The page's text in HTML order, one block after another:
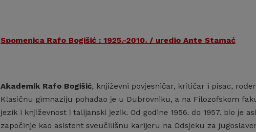
Spomenica Rafo Bogišić : 1925.-2010. / uredio Ante Stamać
Akademik Rafo Bogišić, književni povjesničar, kritičar i pisac,
Klasičnu gimnaziju pohađao je u Dubrovniku, a na Filozofskom
jezik i književnost i talijanski jezik. Od godine 1956. do 1957. bio je
započinje kao asistent sveučilišnu karijeru na Odsjeku za